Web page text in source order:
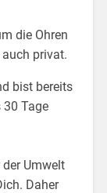
die Ohren
privat.
bist bereits
Tage
Umwelt
Daher